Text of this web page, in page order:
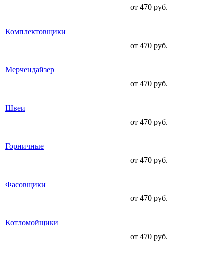
от 470 руб.
Комплектовщики
от 470 руб.
Мерчендайзер
от 470 руб.
Швеи
от 470 руб.
Горничные
от 470 руб.
Фасовщики
от 470 руб.
Котломойщики
от 470 руб.